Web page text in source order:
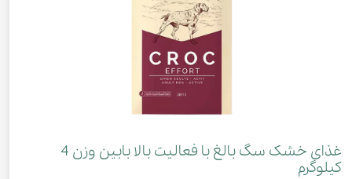
غذای خشک سگ بالغ با فعالیت بالا بابین وزن 4
کیلوگرم